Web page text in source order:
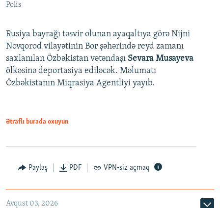
Polis
Rusiya bayrağı təsvir olunan ayaqaltıya görə Nijni
Novqorod vilayətinin Bor şəhərində reyd zamanı
saxlanılan Özbəkistan vətəndaşı Sevara Musayeva
ölkəsinə deportasiya ediləcək. Məlumatı
Özbəkistanın Miqrasiya Agentliyi yayıb.
Ətraflı burada oxuyun
Paylaş PDF VPN-siz açmaq
Avqust 03, 2026